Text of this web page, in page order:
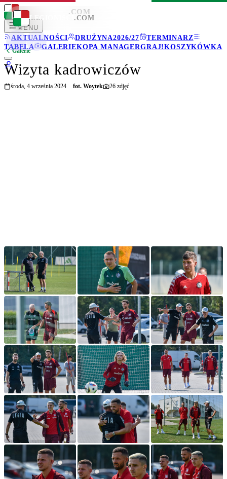
LEGIONISCI .COM
MENU
AKTUALNOŚCI
DRUŻYNA2026/27
TERMINARZ
TABELA
GALERIEKOPA MANAGERGRAJ!KOSZYKÓWKA
LEGIONISCI .COM
Galerie
Wizyta kadrowiczów
środa, 4 września 2024 fot. Woytek 26 zdjęć